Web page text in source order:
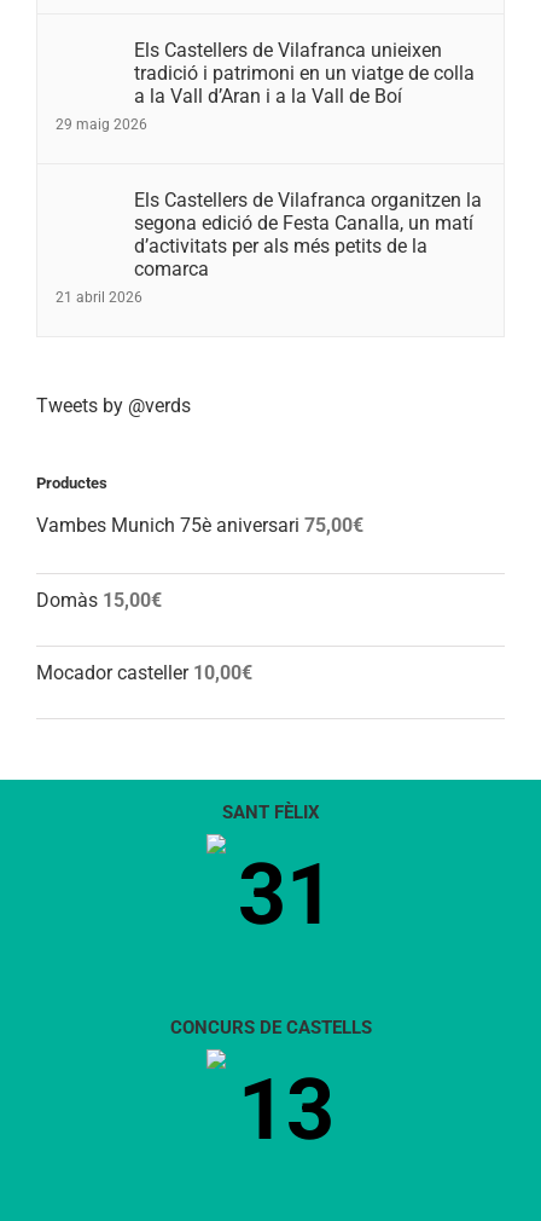
Els Castellers de Vilafranca unieixen
tradició i patrimoni en un viatge de colla
a la Vall d’Aran i a la Vall de Boí
29 maig 2026
Els Castellers de Vilafranca organitzen la
segona edició de Festa Canalla, un matí
d’activitats per als més petits de la
comarca
21 abril 2026
Tweets by @verds
Productes
Vambes Munich 75è aniversari 75,00€
Domàs 15,00€
Mocador casteller 10,00€
SANT FÈLIX
31
CONCURS DE CASTELLS
13